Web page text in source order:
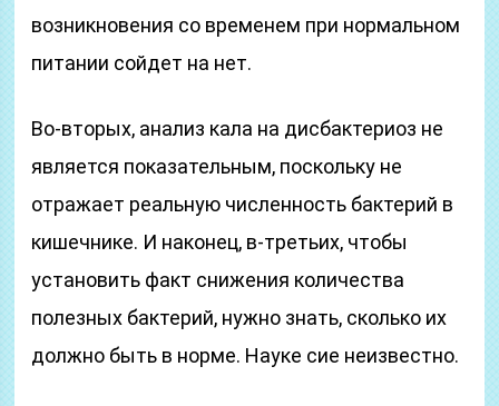
возникновения со временем при нормальном
питании сойдет на нет.
Во-вторых, анализ кала на дисбактериоз не
является показательным, поскольку не
отражает реальную численность бактерий в
кишечнике. И наконец, в-третьих, чтобы
установить факт снижения количества
полезных бактерий, нужно знать, сколько их
должно быть в норме. Науке сие неизвестно.